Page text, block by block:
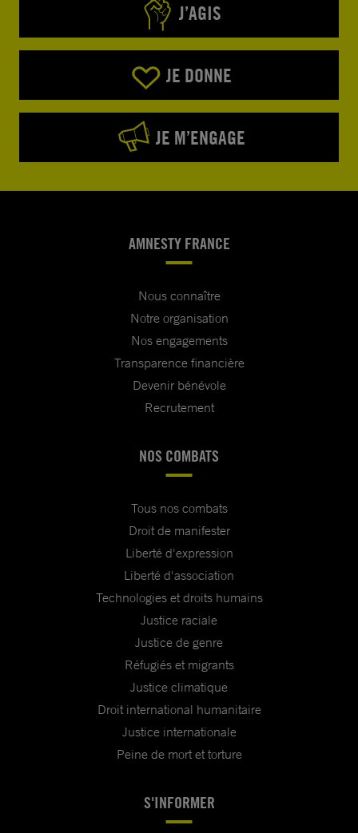
J’AGIS
JE DONNE
JE M’ENGAGE
AMNESTY FRANCE
Nous connaître
Notre organisation
Nos engagements
Transparence financière
Devenir bénévole
Recrutement
NOS COMBATS
Tous nos combats
Droit de manifester
Liberté d'expression
Liberté d'association
Technologies et droits humains
Justice raciale
Justice de genre
Réfugiés et migrants
Justice climatique
Droit international humanitaire
Justice internationale
Peine de mort et torture
S'INFORMER